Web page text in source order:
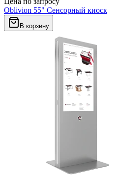
Oblivion 55" Сенсорный киоск
В корзину